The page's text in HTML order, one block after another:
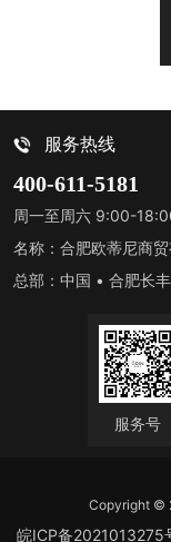
服务热线
400-611-5181
周一至周六 9:00-
名称：合肥欧蒂尼商
总部：中国 • 合肥长
服务号
Copyright ©
皖ICP备2021013275